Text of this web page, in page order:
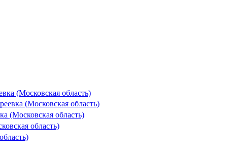
(Московская область)
(Московская область)
(Московская область)
область)